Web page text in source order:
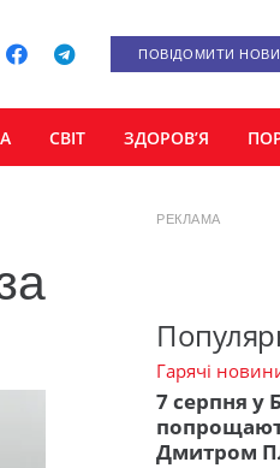
ПОВІДОМИТИ
СВІТ ЗДОРОВ’Я
РЕКЛАМА
Гарячі
7 серпня у
Дмитром